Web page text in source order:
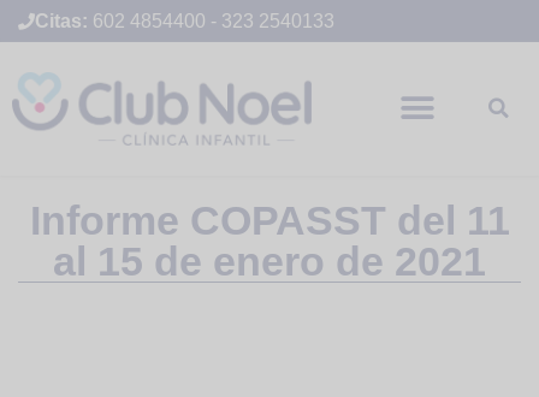
Citas: 602 4854400 - 323 2540133
Informe COPASST del 11
al 15 de enero de 2021